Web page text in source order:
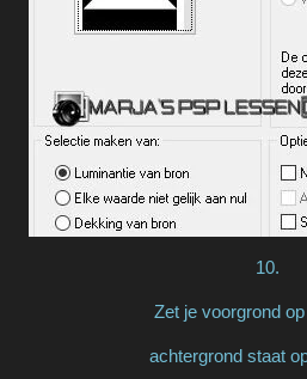
10.
Zet je voorgrond
achtergrond staat